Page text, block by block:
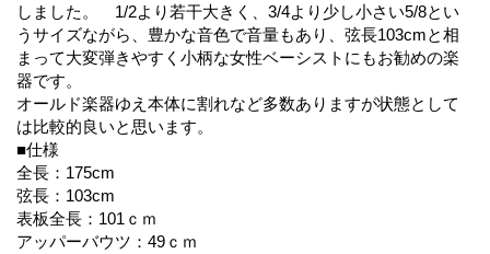
しました。 1/2より若干大きく、3/4より少し小さい5/8とい
うサイズながら、豊かな音色で音量もあり、弦長103cmと相
まって大変弾きやすく小柄な女性ベーシストにもお勧めの楽
器です。
オールド楽器ゆえ本体に割れなど多数ありますが状態として
は比較的良いと思います。
■仕様
全長：175cm
弦長：103cm
表板全長：101ｃｍ
アッパーバウツ：49ｃｍ